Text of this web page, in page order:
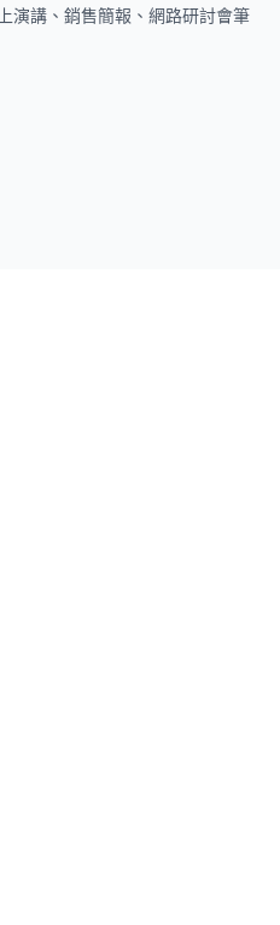
演講、銷售簡報、網路研討會筆